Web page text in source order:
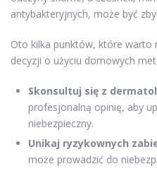
antybakteryjnych, może być
Oto kilka punktów, które warto
decyzji o użyciu domowych
Skonsultuj się z
profesjonalną opinię, aby
niebezpieczny.
Unikaj ryzykownych
może prowadzić do